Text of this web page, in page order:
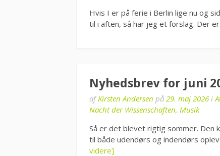
Hvis I er på ferie i Berlin lige nu og
til i aften, så har jeg et forslag. Der
Nyhedsbrev for juni
afKirsten Andersen på 29. maj 2026 i
Nacht der Wissenschaften, Musik
Så er det blevet rigtig sommer. Den
til både udendørs og indendørs
videre]